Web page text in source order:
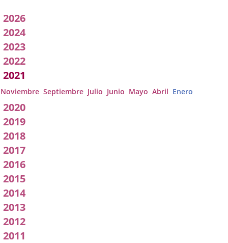
2026
2024
2023
2022
2021
Noviembre Septiembre Julio Junio Mayo Abril Enero
2020
2019
2018
2017
2016
2015
2014
2013
2012
2011